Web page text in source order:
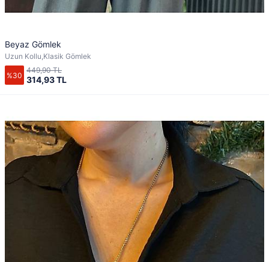
Beyaz Gömlek
Uzun Kollu,Klasik Gömlek
%30 314,93 TL
449,90 TL